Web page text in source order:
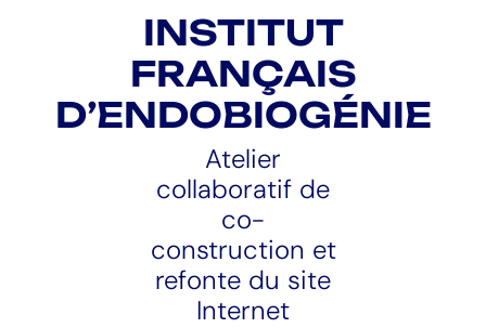
INSTITUT
FRANÇAIS
D’ENDOBIOGÉNIE
Atelier
collaboratif de
co-
construction et
refonte du site
Internet